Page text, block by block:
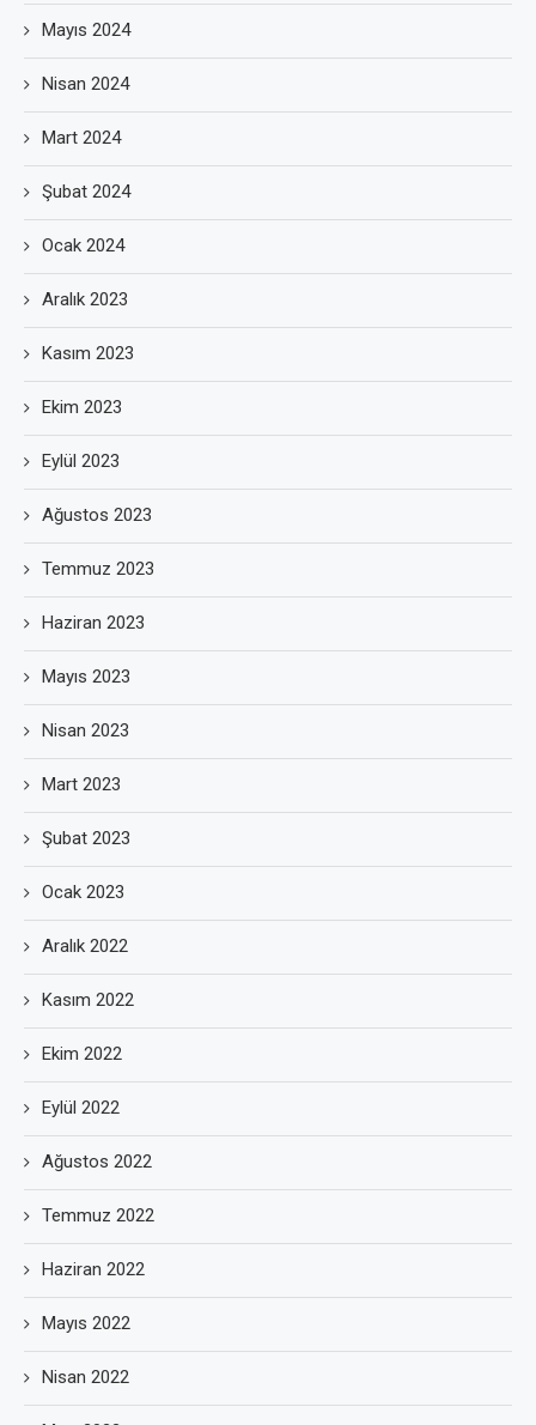
Mayıs 2024
Nisan 2024
Mart 2024
Şubat 2024
Ocak 2024
Aralık 2023
Kasım 2023
Ekim 2023
Eylül 2023
Ağustos 2023
Temmuz 2023
Haziran 2023
Mayıs 2023
Nisan 2023
Mart 2023
Şubat 2023
Ocak 2023
Aralık 2022
Kasım 2022
Ekim 2022
Eylül 2022
Ağustos 2022
Temmuz 2022
Haziran 2022
Mayıs 2022
Nisan 2022